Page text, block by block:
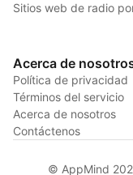
Sitios web de radio
Acerca de
Política de privacidad
Términos del servicio
Acerca de nosotros
Contáctenos
© AppMind